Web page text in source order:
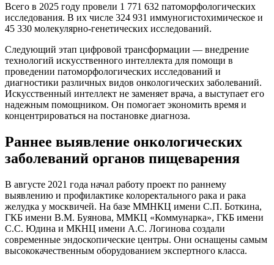
Всего в 2025 году провели 1 771 632 патоморфологических
исследования. В их числе 324 931 иммуногистохимическое и
45 330 молекулярно-генетических исследований.
Следующий этап цифровой трансформации — внедрение
технологий искусственного интеллекта для помощи в
проведении патоморфологических исследований и
диагностики различных видов онкологических заболеваний.
Искусственный интеллект не заменяет врача, а выступает его
надежным помощником. Он помогает экономить время и
концентрироваться на постановке диагноза.
Раннее выявление онкологических
заболеваний органов пищеварения
В августе 2021 года начал работу проект по раннему
выявлению и профилактике колоректального рака и рака
желудка у москвичей. На базе ММНКЦ имени С.П. Боткина,
ГКБ имени В.М. Буянова, ММКЦ «Коммунарка», ГКБ имени
С.С. Юдина и МКНЦ имени А.С. Логинова создали
современные эндоскопические центры. Они оснащены самым
высококачественным оборудованием экспертного класса.